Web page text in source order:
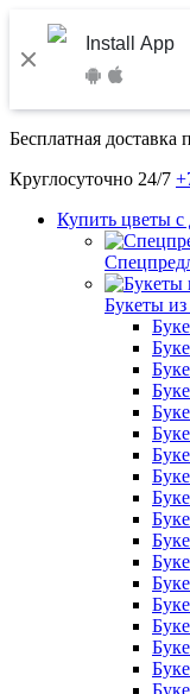
Install App
Бесплатная доставка
Круглосуточно 24/7
Купить цветы с
Букеты из